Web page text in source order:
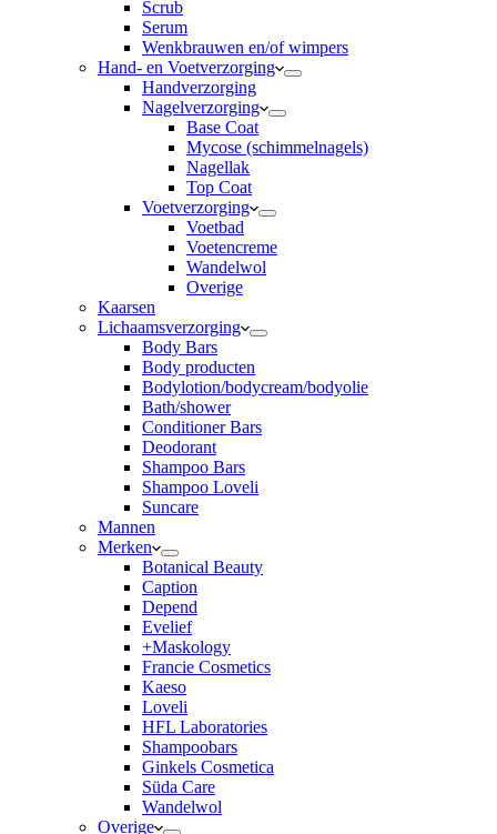
Scrub
Serum
Wenkbrauwen en/of wimpers
Hand- en Voetverzorging
Handverzorging
Nagelverzorging
Base Coat
Mycose (schimmelnagels)
Nagellak
Top Coat
Voetverzorging
Voetbad
Voetencreme
Wandelwol
Overige
Kaarsen
Lichaamsverzorging
Body Bars
Body producten
Bodylotion/bodycream/bodyolie
Bath/shower
Conditioner Bars
Deodorant
Shampoo Bars
Shampoo Loveli
Suncare
Mannen
Merken
Botanical Beauty
Caption
Depend
Evelief
+Maskology
Francie Cosmetics
Kaeso
Loveli
HFL Laboratories
Shampoobars
Ginkels Cosmetica
Süda Care
Wandelwol
Overige